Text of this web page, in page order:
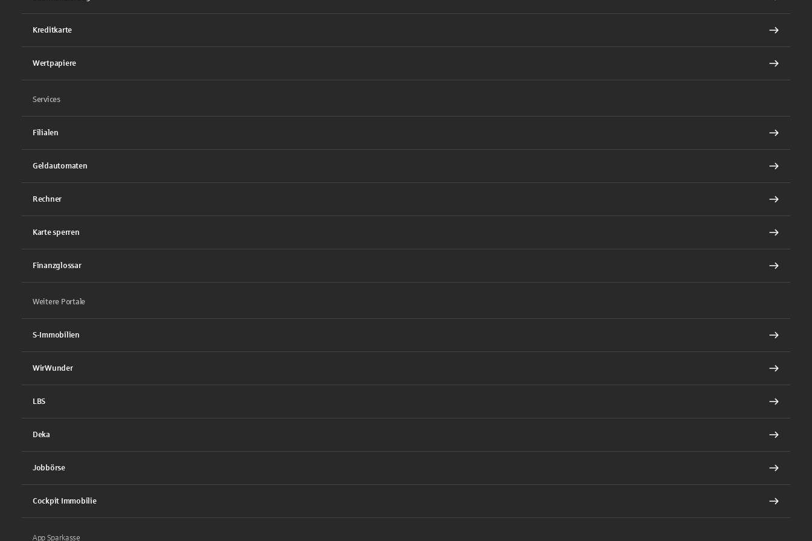
Kreditkarte
Wertpapiere
Services
Filialen
Geldautomaten
Rechner
Karte sperren
Finanzglossar
Weitere Portale
S-Immobilien
WirWunder
LBS
Deka
Jobbörse
Cockpit Immobilie
App Sparkasse